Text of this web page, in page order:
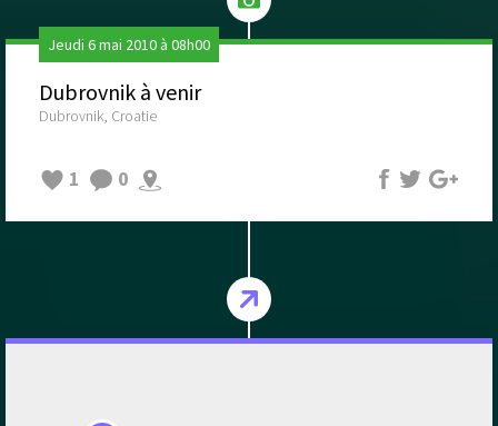
Jeudi 6 mai 2010 à 08h00
Dubrovnik à venir
Dubrovnik, Croatie
1 0